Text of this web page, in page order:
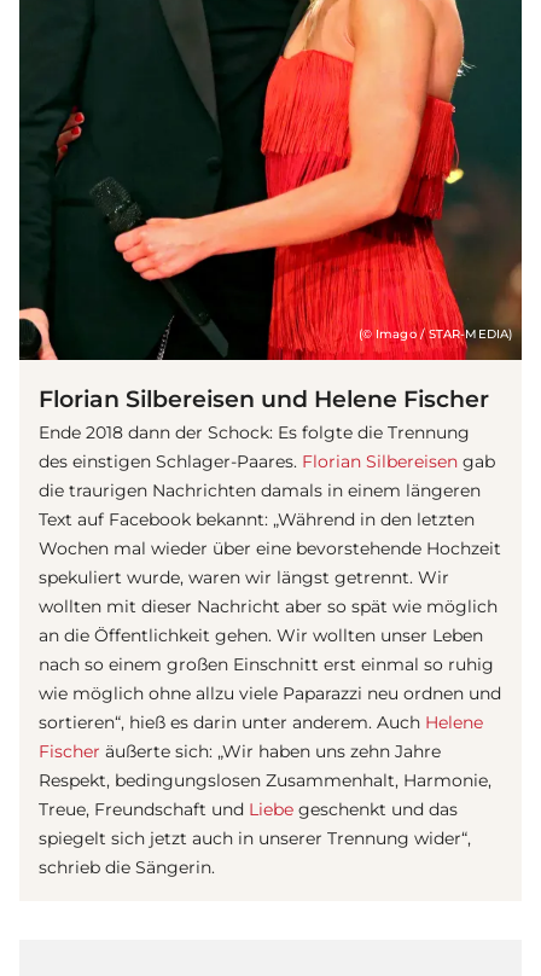
(© Imago / STAR-MEDIA)
Florian Silbereisen und Helene Fischer
Ende 2018 dann der Schock: Es folgte die Trennung
des einstigen Schlager-Paares. Florian Silbereisen gab
die traurigen Nachrichten damals in einem längeren
Text auf Facebook bekannt: „Während in den letzten
Wochen mal wieder über eine bevorstehende Hochzeit
spekuliert wurde, waren wir längst getrennt. Wir
wollten mit dieser Nachricht aber so spät wie möglich
an die Öffentlichkeit gehen. Wir wollten unser Leben
nach so einem großen Einschnitt erst einmal so ruhig
wie möglich ohne allzu viele Paparazzi neu ordnen und
sortieren“, hieß es darin unter anderem. Auch Helene
Fischer äußerte sich: „Wir haben uns zehn Jahre
Respekt, bedingungslosen Zusammenhalt, Harmonie,
Treue, Freundschaft und Liebe geschenkt und das
spiegelt sich jetzt auch in unserer Trennung wider“,
schrieb die Sängerin.